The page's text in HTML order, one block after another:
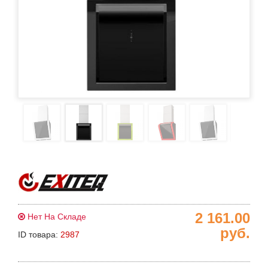
Нет На Складе
ID товара: 2987
2 161.00
руб.